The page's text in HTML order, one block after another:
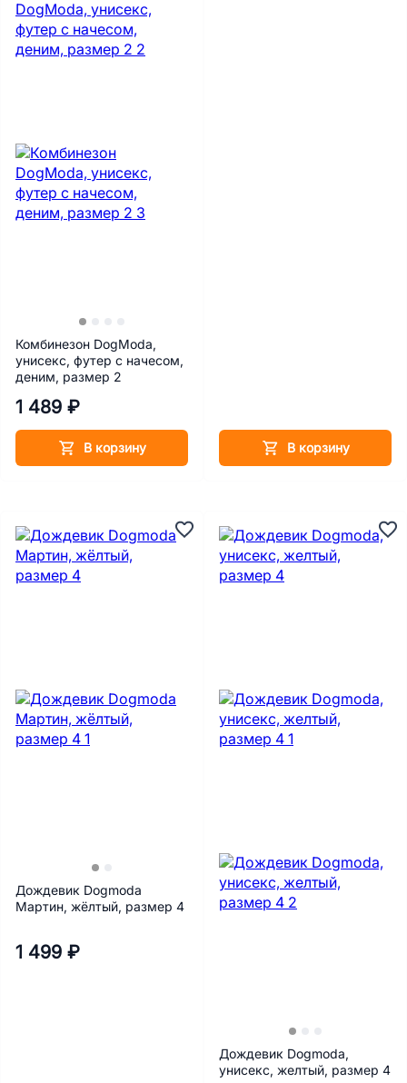
Комбинезон DogModa,
унисекс, футер с начесом,
деним, размер 2
1 489 ₽
В корзину В корзину
Дождевик Dogmoda
Мартин, жёлтый, размер 4
1 499 ₽
Дождевик Dogmoda,
унисекс, желтый, размер 4